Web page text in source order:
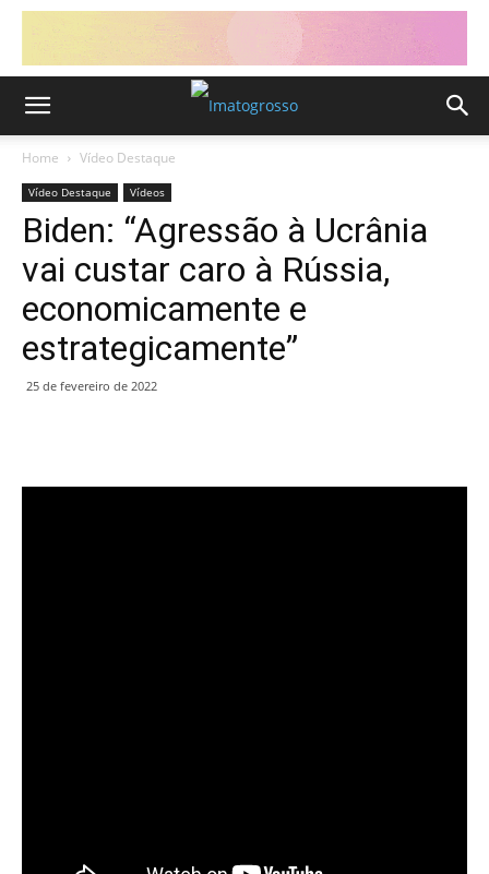
Home Vídeo Destaque
Vídeo Destaque Vídeos
Biden: “Agressão à Ucrânia
vai custar caro à Rússia,
economicamente e
estrategicamente”
25 de fevereiro de 2022